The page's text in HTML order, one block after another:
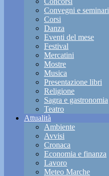
Convegni e seminari
Corsi
Danza
Eventi del mese
Festival
Mercatini
Mostre
Musica
Presentazione libri
Religione
Sagra e gastronomia
Teatro
Attualità
Ambiente
Avvisi
Cronaca
Economia e finanza
Lavoro
Meteo Marche